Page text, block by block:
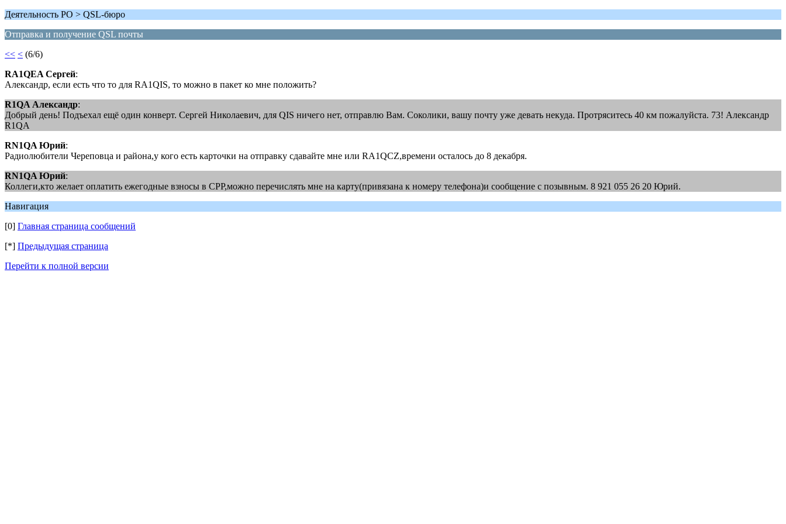
Деятельность РО > QSL-бюро
Отправка и получение QSL почты
<< < (6/6)
RA1QEA Сергей:
Александр, если есть что то для RA1QIS, то можно в пакет ко мне положить?
R1QA Александр:
Добрый день! Подъехал ещё один конверт. Сергей Николаевич, для QIS ничего нет, отправлю Вам. Соколики, вашу почту уже девать некуда. Протряситесь 40 км пожалуйста. 73! Александр
R1QA
RN1QA Юрий:
Радиолюбители Череповца и района,у кого есть карточки на отправку сдавайте мне или RA1QCZ,времени осталось до 8 декабря.
RN1QA Юрий:
Коллеги,кто желает оплатить ежегодные взносы в СРР,можно перечислять мне на карту(привязана к номеру телефона)и сообщение с позывным. 8 921 055 26 20 Юрий.
Навигация
[0] Главная страница сообщений
[*] Предыдущая страница
Перейти к полной версии